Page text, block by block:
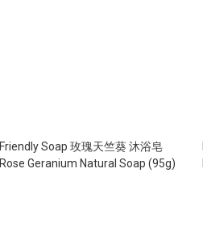
Friendly Soap 玫瑰天竺葵 沐浴皂
Rose Geranium Natural Soap (95g)